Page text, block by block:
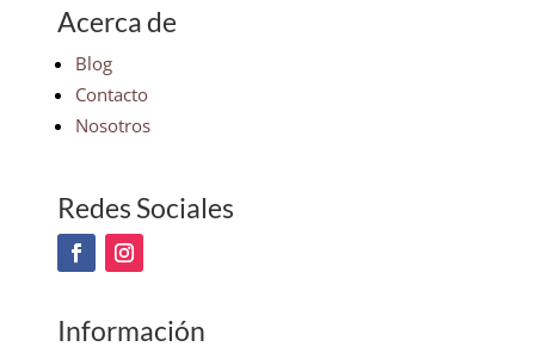
Acerca de
Blog
Contacto
Nosotros
Redes Sociales
Información